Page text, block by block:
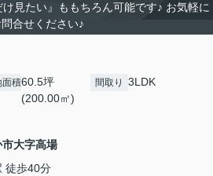
見たい』ももちろん可能です♪ お気軽に
問合せください♪
面積60.5坪
(200.00㎡)
間取り 3LDK
市大字高場
徒歩40分